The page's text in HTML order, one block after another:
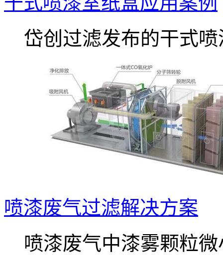
岱创过滤发布的干式喷
喷漆废气过滤解决方案
喷漆废气中漆雾颗粒微